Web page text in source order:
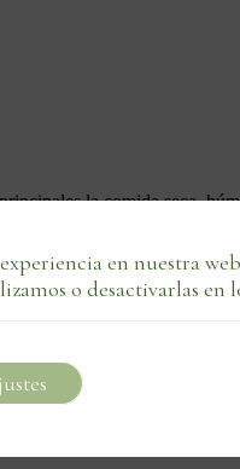
la comida seca,
la salud dental
que necesitan una
natural, pero requiere
consideren el equilibrio
en nuestra
o desactivarlas en